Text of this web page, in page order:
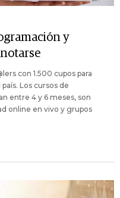
y
con 1.500 cupos para
Los cursos de
entre 4 y 6 meses, son
online en vivo y grupos